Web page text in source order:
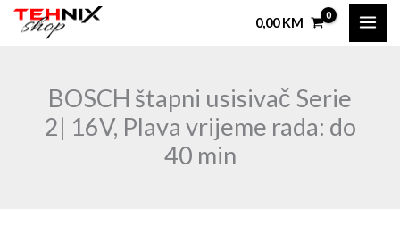
Skip
0,00KM
BOSCH štapni usisivač Serie
2| 16V, Plava vrijeme rada: do
40 min